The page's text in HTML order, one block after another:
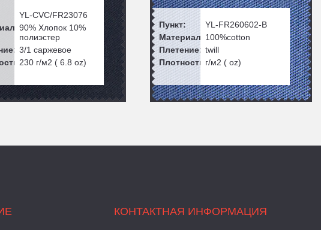
YL-CVC/FR23076
90% Хлопок 10%
полиэстер
3/1 саржевое
230г/м2 ( 6.8 oz)
Пункт:
YL-FR260602-B
Материал: 100%cotton
Плетение: twill
Плотность:г/м2 ( oz)
КОНТАКТНАЯ ИНФОРМАЦИЯ